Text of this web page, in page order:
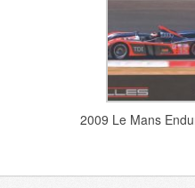
2009 Le Mans